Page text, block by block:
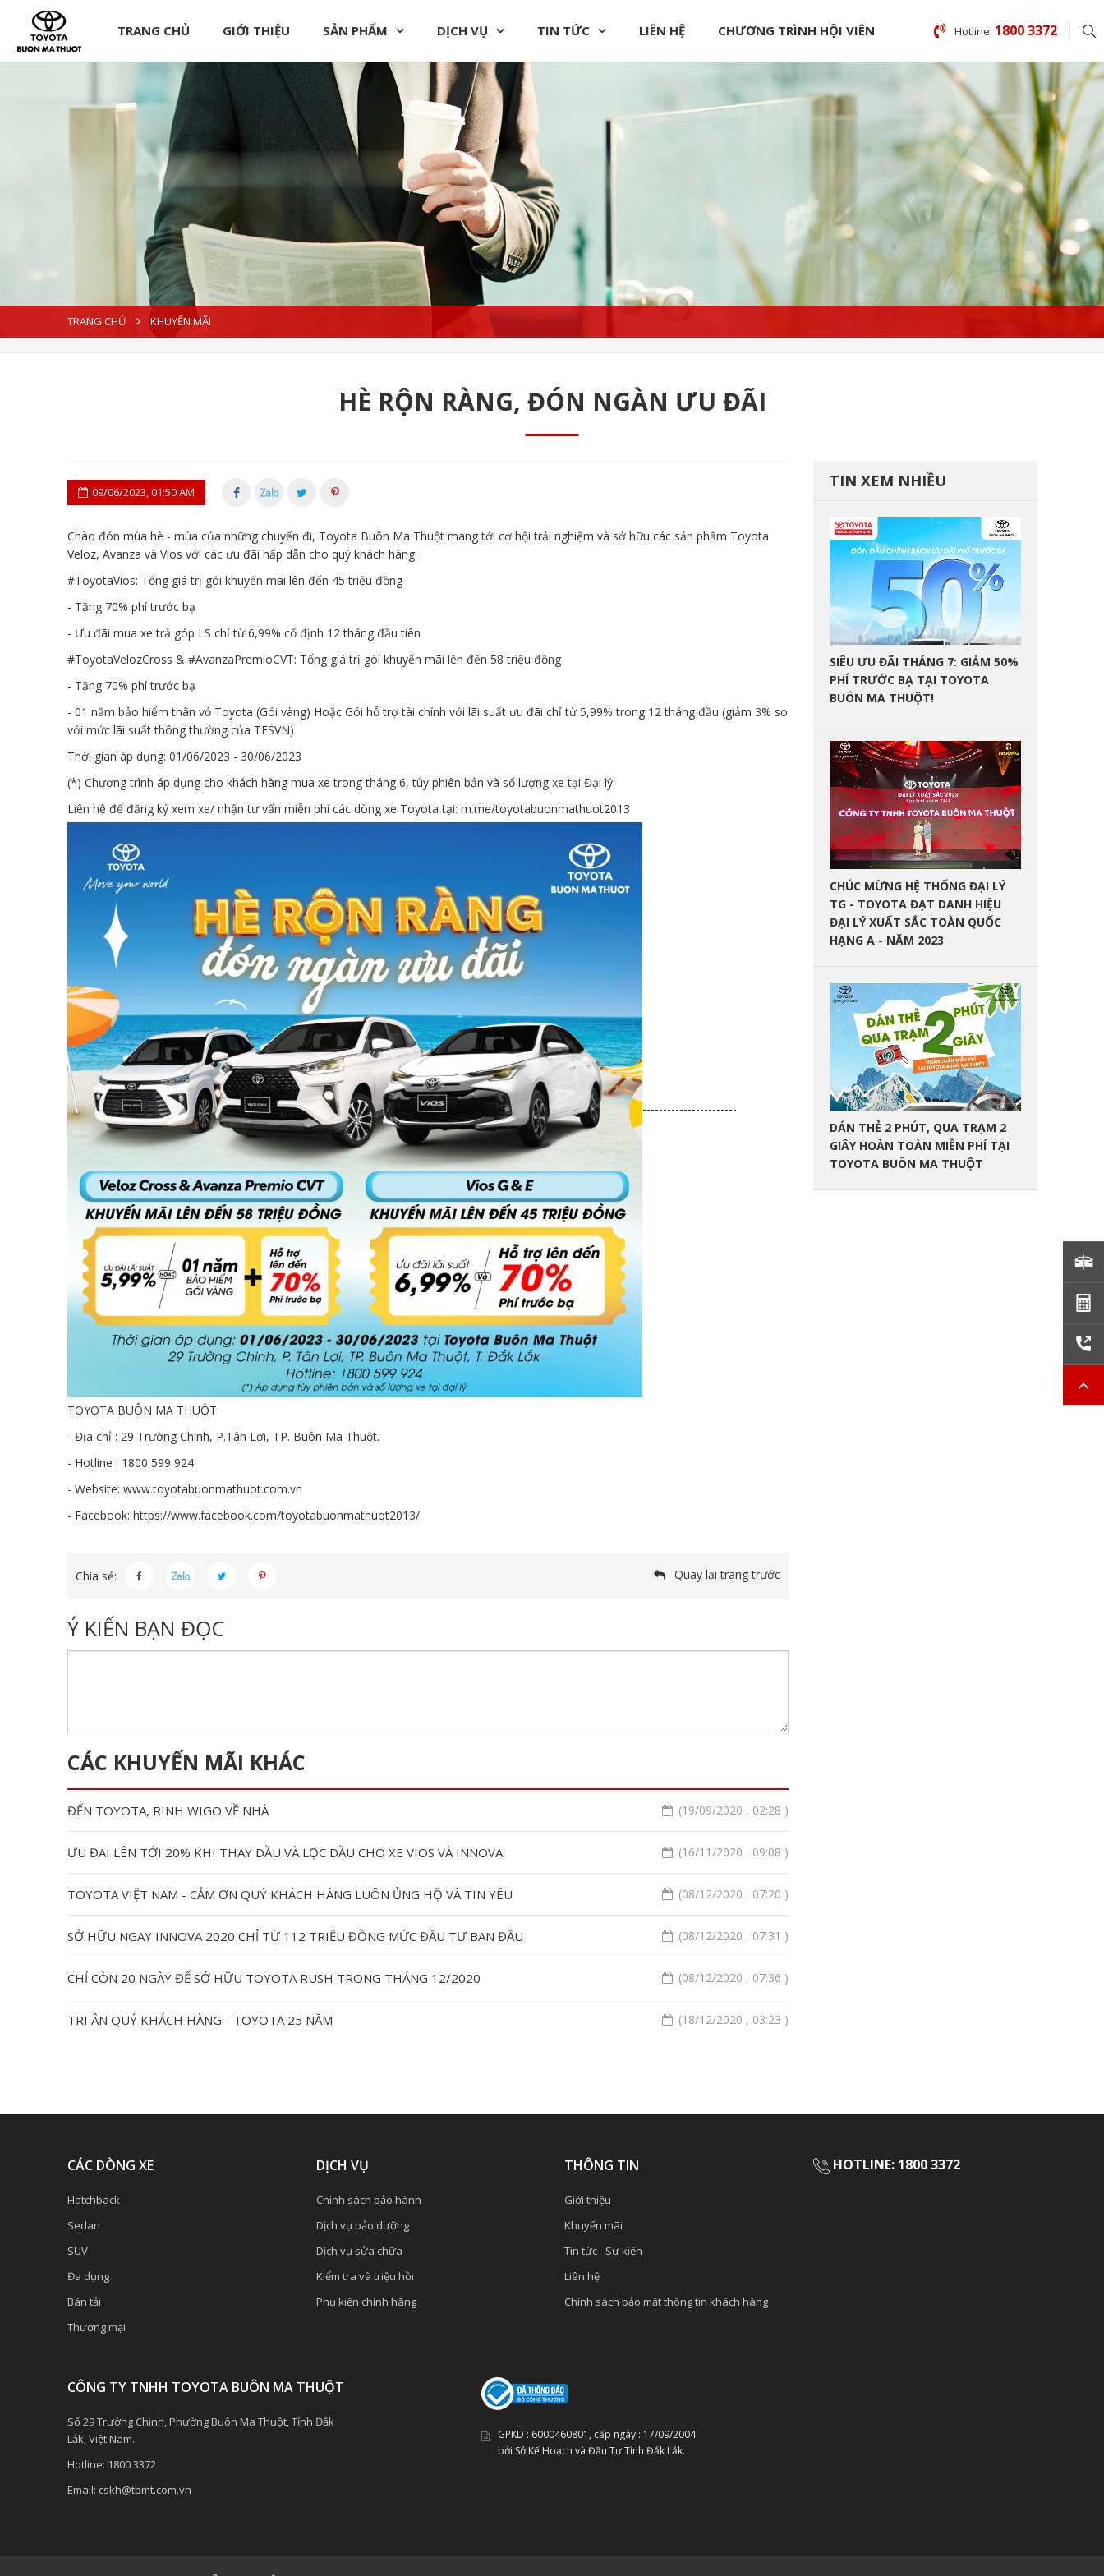
TRANG CHỦ GIỚI THIỆU SẢN PHẨM DỊCH VỤ TIN TỨC LIÊN HỆ CHƯƠNG TRÌNH HỘI VIÊN Hotline: 1800 3372
TRANG CHỦ KHUYẾN MÃI
HÈ RỘN RÀNG, ĐÓN NGÀN ƯU ĐÃI
09/06/2023, 01:50 AM
Chào đón mùa hè - mùa của những chuyến đi, Toyota Buôn Ma Thuột mang tới cơ hội trải nghiệm và sở hữu các sản phẩm Toyota
Veloz, Avanza và Vios với các ưu đãi hấp dẫn cho quý khách hàng:
#ToyotaVios: Tổng giá trị gói khuyến mãi lên đến 45 triệu đồng
- Tặng 70% phí trước bạ
- Ưu đãi mua xe trả góp LS chỉ từ 6,99% cố định 12 tháng đầu tiên
#ToyotaVelozCross & #AvanzaPremioCVT: Tổng giá trị gói khuyến mãi lên đến 58 triệu đồng
- Tặng 70% phí trước bạ
- 01 năm bảo hiểm thân vỏ Toyota (Gói vàng) Hoặc Gói hỗ trợ tài chính với lãi suất ưu đãi chỉ từ 5,99% trong 12 tháng đầu (giảm 3% so
với mức lãi suất thông thường của TFSVN)
Thời gian áp dụng: 01/06/2023 - 30/06/2023
(*) Chương trình áp dụng cho khách hàng mua xe trong tháng 6, tùy phiên bản và số lượng xe tại Đại lý
Liên hệ để đăng ký xem xe/ nhận tư vấn miễn phí các dòng xe Toyota tại: m.me/toyotabuonmathuot2013
-----------------------
TOYOTA BUÔN MA THUỘT
- Địa chỉ : 29 Trường Chinh, P.Tân Lợi, TP. Buôn Ma Thuột.
- Hotline : 1800 599 924
- Website: www.toyotabuonmathuot.com.vn
- Facebook: https://www.facebook.com/toyotabuonmathuot2013/
Chia sẻ: Quay lại trang trước
Ý KIẾN BẠN ĐỌC
CÁC KHUYẾN MÃI KHÁC
ĐẾN TOYOTA, RINH WIGO VỀ NHÀ (19/09/2020 , 02:28 )
ƯU ĐÃI LÊN TỚI 20% KHI THAY DẦU VÀ LỌC DẦU CHO XE VIOS VÀ INNOVA (16/11/2020 , 09:08 )
TOYOTA VIỆT NAM - CẢM ƠN QUÝ KHÁCH HÀNG LUÔN ỦNG HỘ VÀ TIN YÊU (08/12/2020 , 07:20 )
SỞ HỮU NGAY INNOVA 2020 CHỈ TỪ 112 TRIỆU ĐỒNG MỨC ĐẦU TƯ BAN ĐẦU (08/12/2020 , 07:31 )
CHỈ CÒN 20 NGÀY ĐỂ SỞ HỮU TOYOTA RUSH TRONG THÁNG 12/2020 (08/12/2020 , 07:36 )
TRI ÂN QUÝ KHÁCH HÀNG - TOYOTA 25 NĂM (18/12/2020 , 03:23 )
TIN XEM NHIỀU
SIÊU ƯU ĐÃI THÁNG 7: GIẢM 50%
PHÍ TRƯỚC BẠ TẠI TOYOTA
BUÔN MA THUỘT!
CHÚC MỪNG HỆ THỐNG ĐẠI LÝ
TG - TOYOTA ĐẠT DANH HIỆU
ĐẠI LÝ XUẤT SẮC TOÀN QUỐC
HẠNG A - NĂM 2023
DÁN THẺ 2 PHÚT, QUA TRẠM 2
GIÂY HOÀN TOÀN MIỄN PHÍ TẠI
TOYOTA BUÔN MA THUỘT
CÁC DÒNG XE
Hatchback
Sedan
SUV
Đa dụng
Bán tải
Thương mại
DỊCH VỤ
Chính sách bảo hành
Dịch vụ bảo dưỡng
Dịch vụ sửa chữa
Kiểm tra và triệu hồi
Phụ kiện chính hãng
THÔNG TIN
Giới thiệu
Khuyến mãi
Tin tức - Sự kiện
Liên hệ
Chính sách bảo mật thông tin khách hàng
HOTLINE: 1800 3372
CÔNG TY TNHH TOYOTA BUÔN MA THUỘT
Số 29 Trường Chinh, Phường Buôn Ma Thuột, Tỉnh Đắk
Lắk, Việt Nam.
Hotline: 1800 3372
Email: cskh@tbmt.com.vn
GPKD : 6000460801 , cấp ngày : 17/09/2004
bởi Sở Kế Hoạch và Đầu Tư Tỉnh Đắk Lắk.